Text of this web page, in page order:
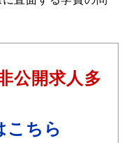
公開求人多
こちら